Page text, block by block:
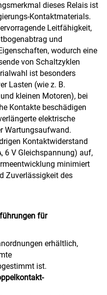
dieses Relais ist
Kontaktmaterials.
Leitfähigkeit,
und
wodurch eine
von Schaltzyklen
ist besonders
Lasten (wie z. B.
kleinen Motoren), bei
Kontakte beschädigen
elektrische
Wartungsaufwand.
Kontaktwiderstand
6 V Gleichspannung) auf,
minimiert
Zuverlässigkeit des
für
erhältlich,
ist.